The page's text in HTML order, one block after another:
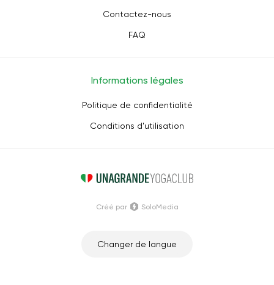
Contactez-nous
FAQ
Informations légales
Politique de confidentialité
Conditions d'utilisation
Changer de langue
Créé par SoloMedia